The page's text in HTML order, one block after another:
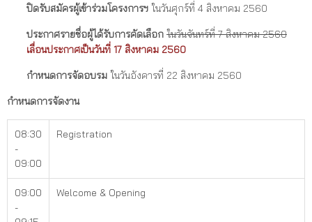
ปิดรับสมัครผู้เข้าร่วมโครงการฯ ในวันศุกร์ที่ 4 สิงหาคม 2560
ประกาศรายชื่อผู้ได้รับการคัดเลือก ในวันจันทร์ที่ 7 สิงหาคม 2560
เลื่อนประกาศเป็นวันที่ 17 สิงหาคม 2560
กำหนดการจัดอบรม ในวันอังคารที่ 22 สิงหาคม 2560
กำหนดการจัดงาน
08:30
-
09:00
Registration
09:00
-
Welcome & Opening